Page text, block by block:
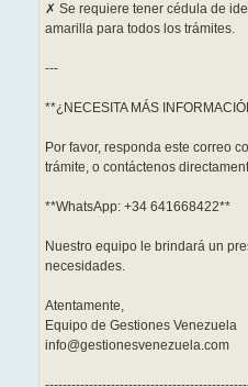
✗ Se requiere tener cédula de
amarilla para todos los trámites.
---
**¿NECESITA MÁS
Por favor, responda este correo
trámite, o contáctenos
**WhatsApp: +34 641668422**
Nuestro equipo le brindará un
necesidades.
Atentamente,
Equipo de Gestiones Venezuela
info@gestionesvenezuela.com